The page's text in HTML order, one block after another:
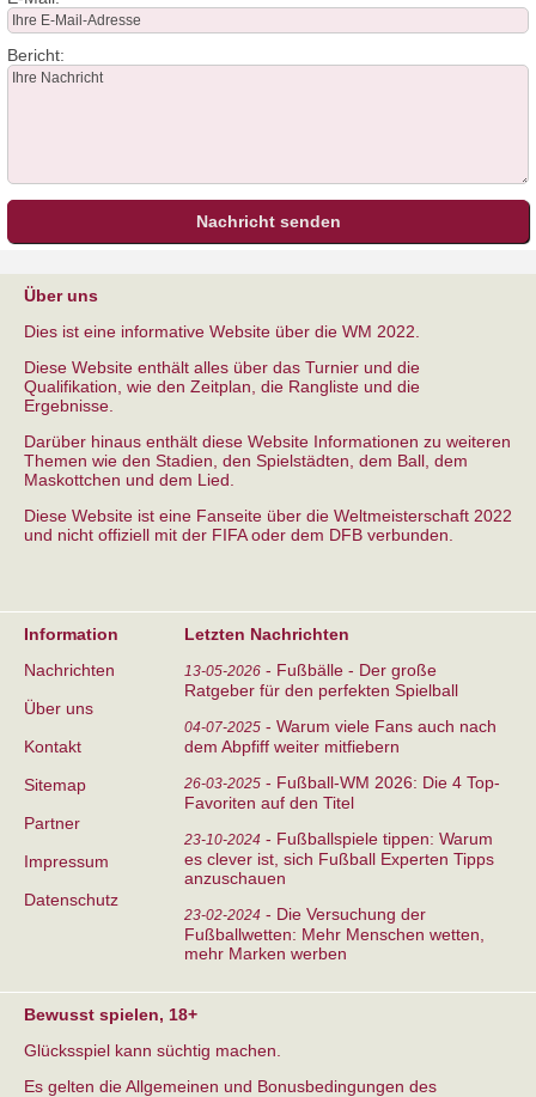
Bericht:
Über uns
Dies ist eine informative Website über die WM 2022.
Diese Website enthält alles über das Turnier und die
Qualifikation, wie den Zeitplan, die Rangliste und die
Ergebnisse.
Darüber hinaus enthält diese Website Informationen zu weiteren
Themen wie den Stadien, den Spielstädten, dem Ball, dem
Maskottchen und dem Lied.
Diese Website ist eine Fanseite über die Weltmeisterschaft 2022
und nicht offiziell mit der FIFA oder dem DFB verbunden.
Information
Nachrichten
Über uns
Kontakt
Sitemap
Partner
Impressum
Datenschutz
Letzten Nachrichten
13-05-2026 - Fußbälle - Der große
Ratgeber für den perfekten Spielball
04-07-2025 -Warum viele Fans auch nach
dem Abpfiff weiter mitfiebern
26-03-2025 - Fußball-WM 2026: Die 4 Top-
Favoriten auf den Titel
23-10-2024 - Fußballspiele tippen: Warum
es clever ist, sich Fußball Experten Tipps
anzuschauen
23-02-2024 - Die Versuchung der
Fußballwetten: Mehr Menschen wetten,
mehr Marken werben
Bewusst spielen, 18+
Glücksspiel kann süchtig machen.
Es gelten die Allgemeinen und Bonusbedingungen des